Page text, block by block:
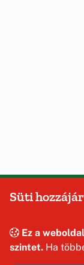
Süti
Ez a
szintet. Ha